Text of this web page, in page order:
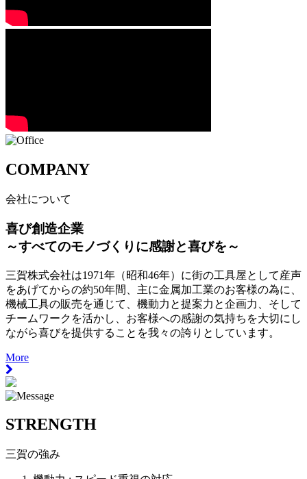
COMPANY
会社について
喜び創造企業
～すべてのモノづくりに感謝と喜びを～
三賀株式会社は1971年（昭和46年）に街の工具屋として産声
をあげてからの約50年間、主に金属加工業のお客様の為に、
機械工具の販売を通じて、機動力と提案力と企画力、そして
チームワークを活かし、お客様への感謝の気持ちを大切にし
ながら喜びを提供することを我々の誇りとしています。
More
STRENGTH
三賀の強み